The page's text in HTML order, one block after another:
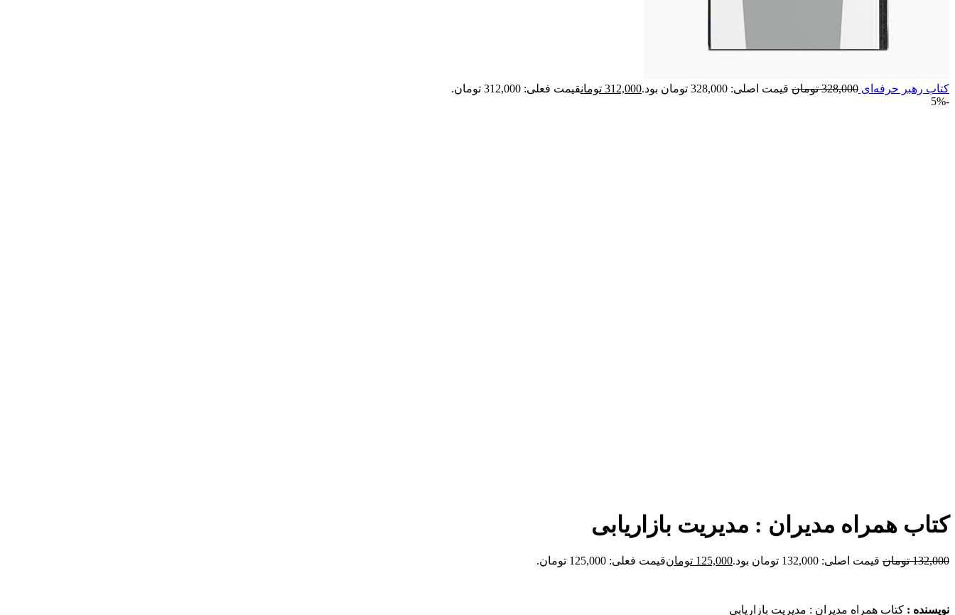
کتاب رهبر حرفه‌ای 328,000 تومان قیمت اصلی: 328,000 تومان بود. 312,000 تومانقیمت فعلی: 312,000 تومان.
-5%
کتاب همراه مدیران : مدیریت بازاریابی
132,000 تومان قیمت اصلی: 132,000 تومان بود. 125,000 تومانقیمت فعلی: 125,000 تومان.
نویسنده : کتاب همراه مدیران : مدیریت بازاریابی